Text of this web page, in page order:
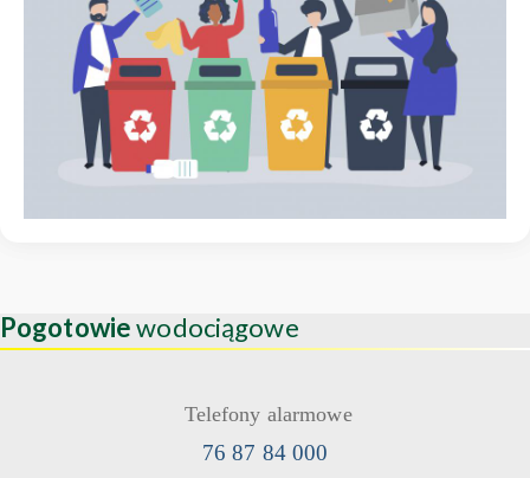
Pogotowiewodociągowe
Telefony alarmowe
76 87 84 000